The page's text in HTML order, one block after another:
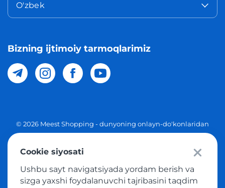
O'zbek
Bizning ijtimoiy tarmoqlarimiz
© 2026 Meest Shopping - dunyoning onlayn-do'konlaridan
Ommaviy taklif
Cookie siyosati
Ushbu sayt navigatsiyada yordam berish va
sizga yaxshi foydalanuvchi tajribasini taqdim